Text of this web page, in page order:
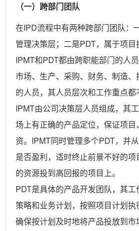
（一）跨部门团队
在IPD流程中有两种跨部门团队：
管理决策层；二是PDT，属于项目
IPMT和PDT都由跨职能部门的人员
市场、生产、采购、财务、制造
的人员，其人员层次和工作重点都
IPMT由公司决策层人员组成，其
场上有正确的产品定位，保证项
资。IPMT同时管理多个PDT，并
是否盈利，适时终止前景不好的
的资源投到高回报的项目上。
PDT是具体的产品开发团队，其
策略和业务计划，按照项目计划执
确保按计划及时地将产品投放到